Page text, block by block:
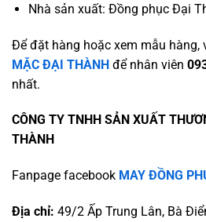
Nhà sản xuất: Đồng phục Đại
Để đặt hàng hoặc xem mẫu hàng,
MẶC ĐẠI THÀNH để nhân viên
nhất.
CÔNG TY TNHH SẢN XUẤT
THÀNH
Fanpage facebook MAY ĐỒNG
Địa chỉ: 49/2 Ấp Trung Lân, Bà